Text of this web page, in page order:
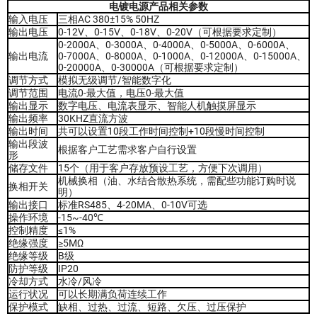
电镀电源产品相关参数
输入电压
三相AC 380±15% 50HZ
输出电压
0-12V、0-15V、0-18V、0-20V（可根据要求定制）
输出电流
0-2000A、0-3000A、0-4000A、0-5000A、0-6000A、
0-7000A、0-8000A、0-1000A、0-12000A、0-15000A、
0-20000A、0-30000A（可根据要求定制）
调节方式
模拟无级调节/智能数字化
调节范围
电流0-最大值，电压0-最大值
输出显示
数字电压、电流表显示、智能人机触摸屏显示
输出频率
30KHZ直流方波
输出时间
共可以设置10段工作时间控制+10段慢时间控制
输出段波
形
根据客户工艺需求客户自行设置
储存文件
15个（用于客户存放预设工艺，方便下次调用）
换相开关
机械换相（油、水结合散热系统，需配些功能订购时说
明）
输出接口
标准RS485、4-20MA、0-10V可选
操作环境
-15~-40℃
控制精度
≤1%
绝缘强度
≥5MΩ
绝缘等级
B级
防护等级
IP20
冷却方式
水冷/风冷
运行状况
可以长期满负荷连续工作
保护模式
缺相、过热、过流、短路、欠压、过压保护